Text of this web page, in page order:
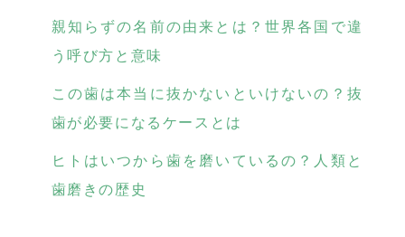
親知らずの名前の由来とは？世界各国で違
う呼び方と意味
この歯は本当に抜かないといけないの？抜
歯が必要になるケースとは
ヒトはいつから歯を磨いているの？人類と
歯磨きの歴史